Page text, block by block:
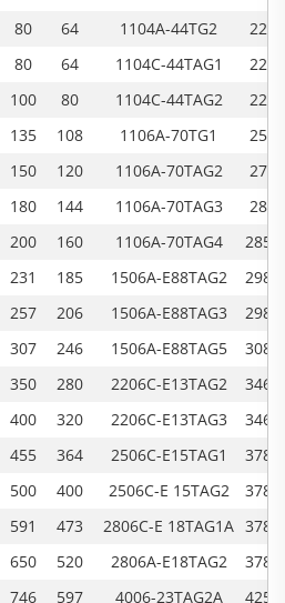
80 64 1104A-44TG2
80 64 1104C-44TAG1
100 80 1104C-44TAG2
135 108 1106A-70TG1
150 120 1106A-70TAG2
180 144 1106A-70TAG3
200 160 1106A-70TAG4
231 185 1506A-E88TAG2
257 206 1506A-E88TAG3
307 246 1506A-E88TAG5
350 280 2206C-E13TAG2
400 320 2206C-E13TAG3
455 364 2506C-E15TAG1
500 400 2506C-E 15TAG2
591 473 2806C-E 18TAG1A
650 520 2806A-E18TAG2
746 597 4006-23TAG2A